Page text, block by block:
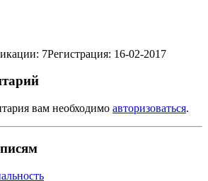
7Регистрация: 16-02-2017
вам необходимо авторизоваться.